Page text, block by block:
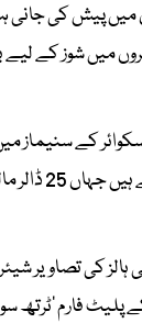
میں پیش کی جانی
میں شوز کے
کے سنیماز
تک خالی
کی تصاویر
فارم ’ٹرتھ